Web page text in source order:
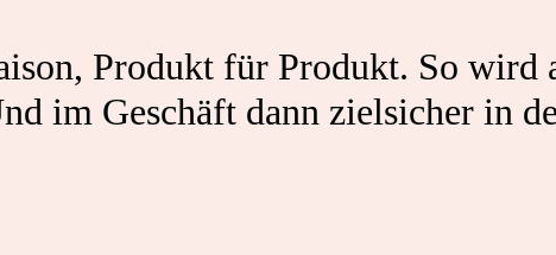
Produkt für Produkt. So wird
im Geschäft dann zielsicher in